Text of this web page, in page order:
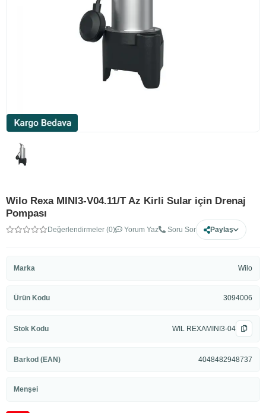
Wilo Rexa MINI3-V04.11/T Az Kirli Sular için Drenaj
Pompası
Değerlendirmeler (0) Yorum Yaz Soru Sor Paylaş
Marka Wilo
Ürün Kodu 3094006
Stok Kodu WIL REXAMINI3-04
Barkod (EAN) 4048482948737
Menşei